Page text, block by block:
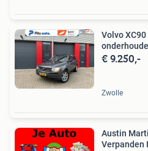
Volvo
€ 9.250,-
Zwolle
Austin
Verpanden